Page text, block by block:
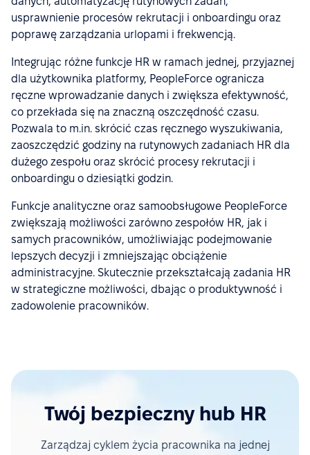
usprawnienie procesów rekrutacji i onboardingu oraz
poprawę zarządzania urlopami i frekwencją.
Integrując różne funkcje HR w ramach jednej, przyjaznej
dla użytkownika platformy, PeopleForce ogranicza
ręczne wprowadzanie danych i zwiększa efektywność,
co przekłada się na znaczną oszczędność czasu.
Pozwala to m.in. skrócić czas ręcznego wyszukiwania,
zaoszczędzić godziny na rutynowych zadaniach HR dla
dużego zespołu oraz skrócić procesy rekrutacji i
onboardingu o dziesiątki godzin.
Funkcje analityczne oraz samoobsługowe PeopleForce
zwiększają możliwości zarówno zespołów HR, jak i
samych pracowników, umożliwiając podejmowanie
lepszych decyzji i zmniejszając obciążenie
administracyjne. Skutecznie przekształcają zadania HR
w strategiczne możliwości, dbając o produktywność i
zadowolenie pracowników.
Twój bezpieczny hub HR
Zarządzaj cyklem życia pracownika na jednej